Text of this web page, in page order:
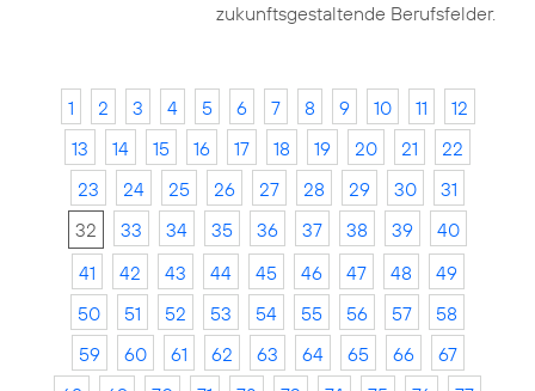
zukunftsgestaltende Berufsfelder.
1 2 3 4 5 6 7 8 9 10 11
12
13
14 15 16 17 18 19 20 21
22
23
24 25 26 27 28 29 30
31
32
33 34 35 36 37 38 39
40
41
42 43 44 45 46 47 48
49
50
51 52 53 54 55 56 57
58
59
60 61 62 63 64 65 66
67